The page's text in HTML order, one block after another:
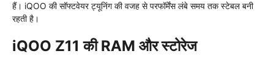
हैं। iQOO की सॉफ्टवेयर ट्यूनिंग की वजह से परफॉर्मेंस लंबे समय तक स्टेबल बनी
रहती है।
iQOO Z11 की RAM और स्टोरेज